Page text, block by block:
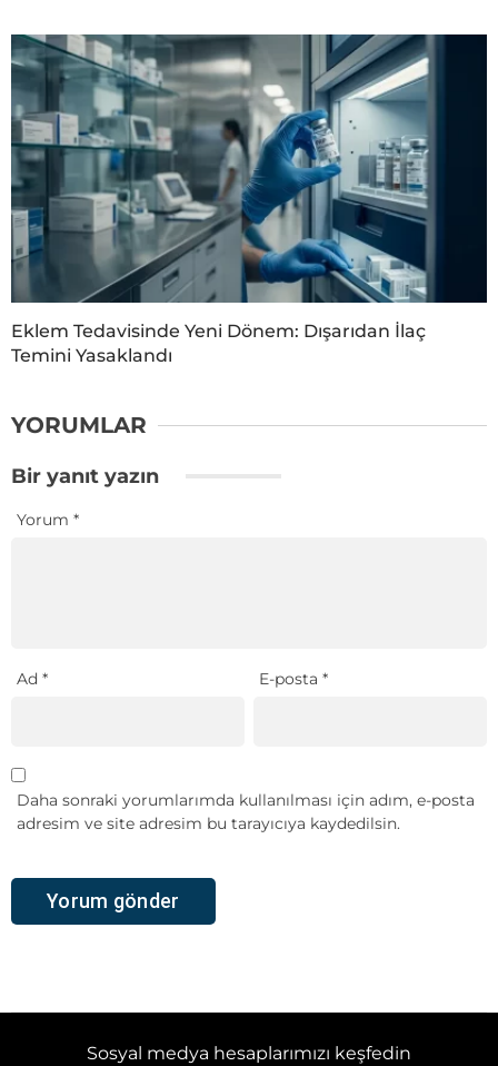
Eklem Tedavisinde Yeni Dönem: Dışarıdan İlaç
Temini Yasaklandı
YORUMLAR
Bir yanıt yazın
Yorum *
Ad * E-posta*
Daha sonraki yorumlarımda kullanılması için adım, e-posta
adresim ve site adresim bu tarayıcıya kaydedilsin.
Sosyal medya hesaplarımızı keşfedin